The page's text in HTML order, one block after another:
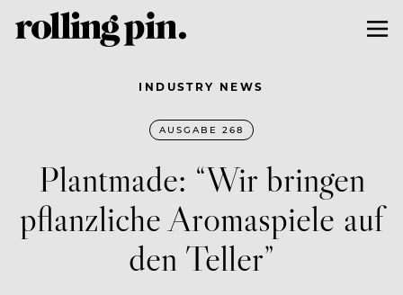
INDUSTRY NEWS
AUSGABE 268
Plantmade: “Wir bringen
pflanzliche Aromaspiele auf
den Teller”